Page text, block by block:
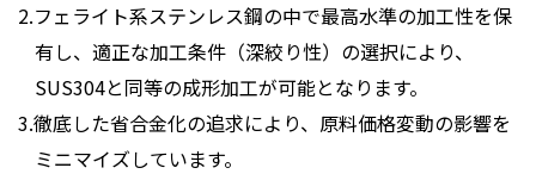
2.フェライト系ステンレス鋼の中で最高水準の加工性を保
有し、適正な加工条件（深絞り性）の選択により、
SUS304と同等の成形加工が可能となります。
3.徹底した省合金化の追求により、原料価格変動の影響を
ミニマイズしています。